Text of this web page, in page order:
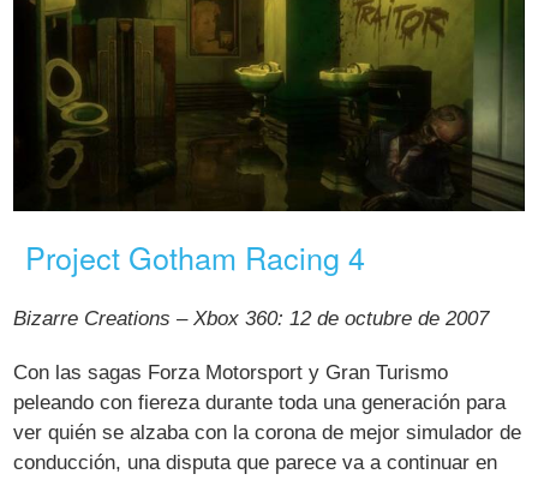
Project Gotham Racing 4
Bizarre Creations – Xbox 360: 12 de octubre de 2007
Con las sagas Forza Motorsport y Gran Turismo
peleando con fiereza durante toda una generación para
ver quién se alzaba con la corona de mejor simulador de
conducción, una disputa que parece va a continuar en